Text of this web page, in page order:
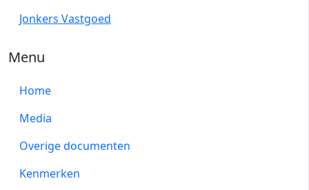
Jonkers Vastgoed
Menu
Home
Media
Overige documenten
Kenmerken